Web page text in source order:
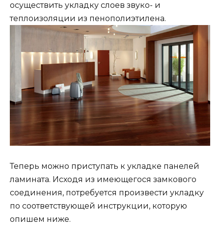
осуществить укладку слоев звуко- и
теплоизоляции из пенополиэтилена.
Теперь можно приступать к укладке панелей
ламината. Исходя из имеющегося замкового
соединения, потребуется произвести укладку
по соответствующей инструкции, которую
опишем ниже.